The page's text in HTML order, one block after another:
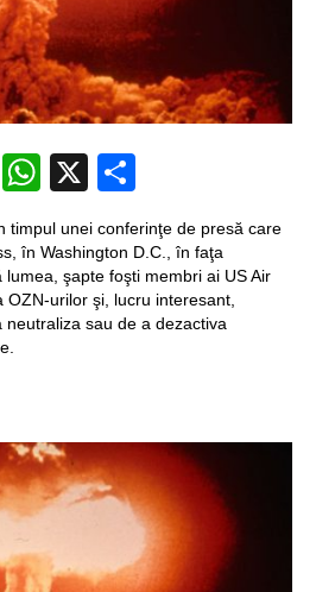
de
la
Pinterest
WhatsApp
X
timpul unei conferinţe de presă care
în Washington D.C., în faţa
şapte foşti membri ai US Air
urilor şi, lucru interesant,
sau de a dezactiva